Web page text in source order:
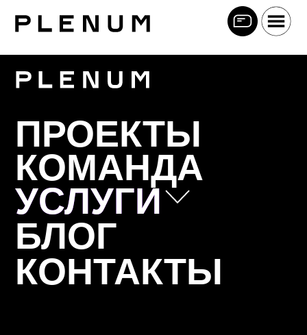
ПРОЕКТЫ
КОМАНДА
УСЛУГИ
УСЛУГИ
БЛОГ
КОНТАКТЫ
Позиционирование
Коммуникационная стратегия